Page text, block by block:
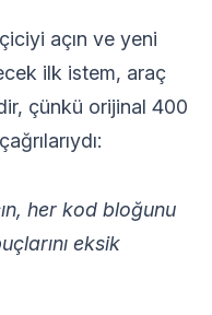
açın ve yeni
ilk istem, araç
çünkü orijinal 400
her kod bloğunu
eksik